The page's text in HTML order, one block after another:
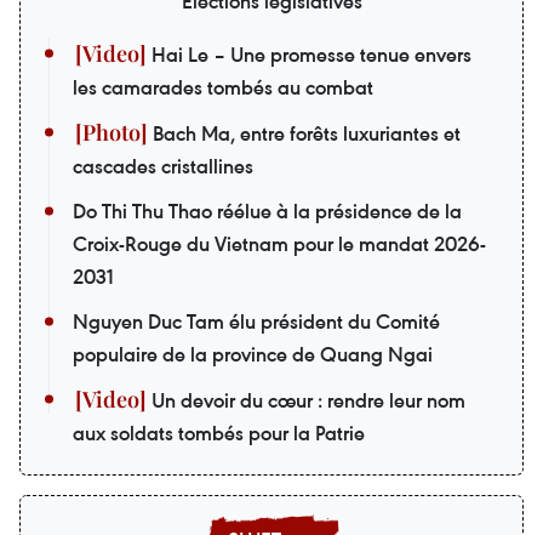
Hai Le – Une promesse tenue envers
les camarades tombés au combat
Bach Ma, entre forêts luxuriantes et
cascades cristallines
Do Thi Thu Thao réélue à la présidence de la
Croix-Rouge du Vietnam pour le mandat 2026-
2031
Nguyen Duc Tam élu président du Comité
populaire de la province de Quang Ngai
Un devoir du cœur : rendre leur nom
aux soldats tombés pour la Patrie